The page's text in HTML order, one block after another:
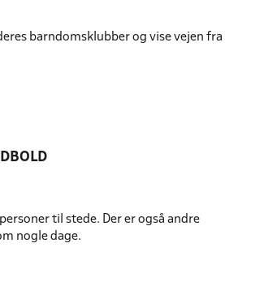
barndomsklubber og vise vejen fra
til stede. Der er også andre
nogle dage.